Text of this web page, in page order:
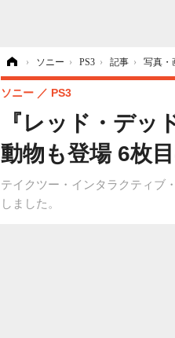
› ソニー › PS3 › 記事 › 写真・
『レッド・デ
動物も登場 6枚
テイクツー・インタラクティブ
しました。
ソニー PS3